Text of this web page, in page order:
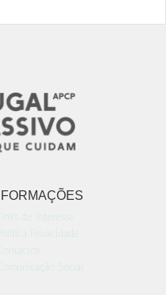
Links de Interesse
Politica Privacidade
Contactos
Comunicação Social